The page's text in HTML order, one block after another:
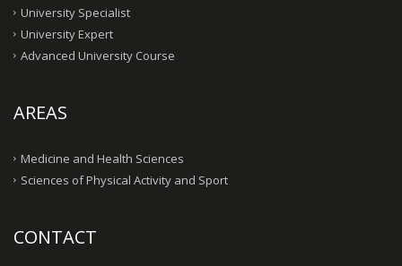
University Specialist
University Expert
Advanced University Course
AREAS
Medicine and Health Sciences
Sciences of Physical Activity and Sport
CONTACT